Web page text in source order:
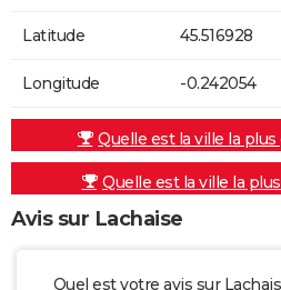
Latitude 45.516928
Longitude -0.242054
Quelle est la ville la plus
Quelle est la ville la
Avis sur Lachaise
Quel est votre avis sur